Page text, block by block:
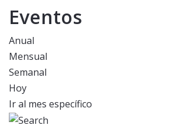
Eventos
Anual
Mensual
Semanal
Hoy
Ir al mes específico